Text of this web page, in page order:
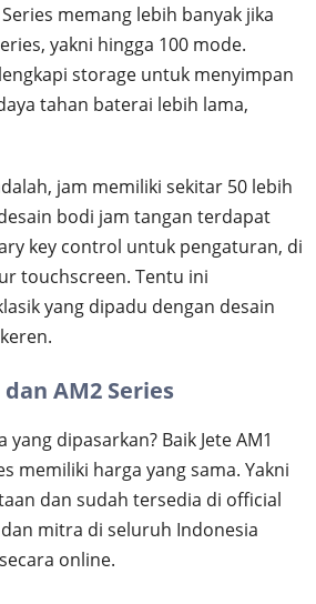
memang lebih banyak jika
yakni hingga 100 mode.
storage untuk menyimpan
tahan baterai lebih lama,
jam memiliki sekitar 50 lebih
bodi jam tangan terdapat
key control untuk pengaturan, di
touchscreen. Tentu ini
yang dipadu dengan desain
AM2 Series
dipasarkan? Baik Jete AM1
memiliki harga yang sama. Yakni
dan sudah tersedia di official
mitra di seluruh Indonesia
online.